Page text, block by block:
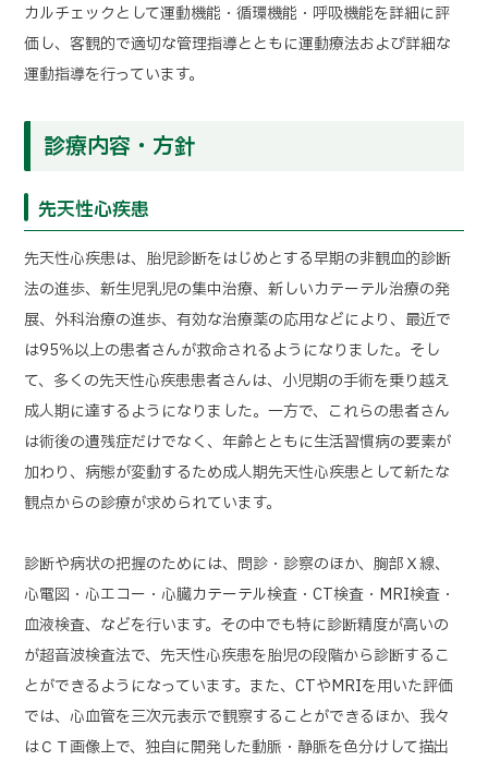
カルチェックとして運動機能・循環機能・呼吸機能を詳細に評
価し、客観的で適切な管理指導とともに運動療法および詳細な
運動指導を行っています。
診療内容・方針
先天性心疾患
先天性心疾患は、胎児診断をはじめとする早期の非観血的診断
法の進歩、新生児乳児の集中治療、新しいカテーテル治療の発
展、外科治療の進歩、有効な治療薬の応用などにより、最近で
は95％以上の患者さんが救命されるようになりました。そし
て、多くの先天性心疾患患者さんは、小児期の手術を乗り越え
成人期に達するようになりました。一方で、これらの患者さん
は術後の遺残症だけでなく、年齢とともに生活習慣病の要素が
加わり、病態が変動するため成人期先天性心疾患として新たな
観点からの診療が求められています。
診断や病状の把握のためには、問診・診察のほか、胸部Ｘ線、
心電図・心エコー・心臓カテーテル検査・CT検査・MRI検査・
血液検査、などを行います。その中でも特に診断精度が高いの
が超音波検査法で、先天性心疾患を胎児の段階から診断するこ
とができるようになっています。また、CTやMRIを用いた評価
では、心血管を三次元表示で観察することができるほか、我々
はＣＴ画像上で、独自に開発した動脈・静脈を色分けして描出